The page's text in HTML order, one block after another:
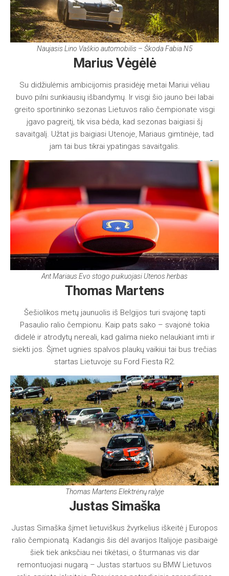
Naujasis Lino Vaškio automobilis – Škoda Fabia N5
Marius Vėgėlė
Su didžiulėmis ambicijomis prasidėję metai Mariui vėliau
buvo pilni sunkiausių išbandymų. Ir visgi šio jauno bei labai
greito sportininko sezonas Lietuvos ralio čempionate visgi
įgavo pagreitį, tik visa bėda, kad sezonas baigiasi šį
savaitgalį. Užtat jis baigiasi Utenoje, Mariaus gimtinėje, tad
jam tai bus tikrai ypatingas savaitgalis.
Ant Mariaus Evo stogo puikuojasi Utenos herbas
Thomas Martens
Šešiolikos metų jaunuolis iš Belgijos turi svajonę tapti
Pasaulio ralio čempionu. Kaip pats sako – svajonė tokia
didelė ir atrodytų nereali, kad galima nieko nelaukiant imti ir
siekti jos. Šįmet ugnies spalvos plaukų vaikiui tai bus trečias
startas Lietuvoje su Ford Fiesta R2.
Thomas Martens Elektrėnų ralyje
Justas Simaška
Justas Simaška šįmet lietuviškus žvyrkelius iškeitė į Europos
ralio čempionatą. Kadangis šis dėl avarijos Italijoje pasibaigė
šiek tiek anksčiau nei tikėtasi, o šturmanas vis dar
remontuojasi nugarą – Justas startuos su BMW Lietuvos